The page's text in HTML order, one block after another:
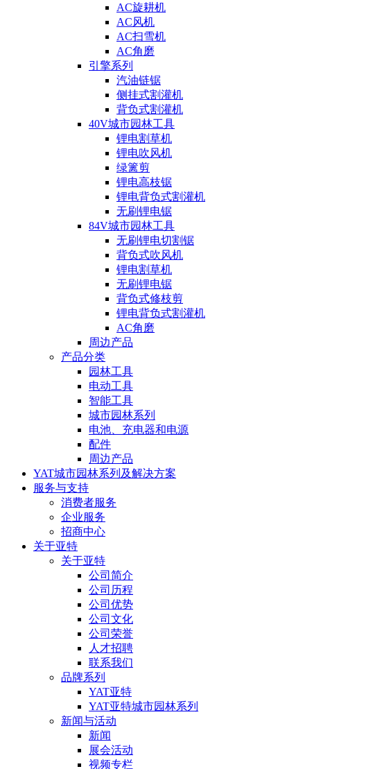
AC旋耕机
AC风机
AC扫雪机
AC角磨
引擎系列
汽油链锯
侧挂式割灌机
背负式割灌机
40V城市园林工具
锂电割草机
锂电吹风机
绿篱剪
锂电高枝锯
锂电背负式割灌机
无刷锂电锯
84V城市园林工具
无刷锂电切割锯
背负式吹风机
锂电割草机
无刷锂电锯
背负式修枝剪
锂电背负式割灌机
AC角磨
周边产品
产品分类
园林工具
电动工具
智能工具
城市园林系列
电池、充电器和电源
配件
周边产品
YAT城市园林系列及解决方案
服务与支持
消费者服务
企业服务
招商中心
关于亚特
关于亚特
公司简介
公司历程
公司优势
公司文化
公司荣誉
人才招聘
联系我们
品牌系列
YAT亚特
YAT亚特城市园林系列
新闻与活动
新闻
展会活动
视频专栏